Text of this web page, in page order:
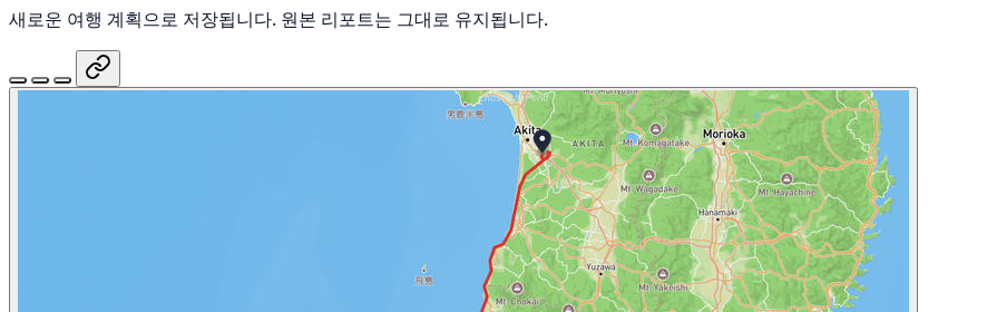
새로운 여행 계획으로 저장됩니다. 원본 리포트는 그대로 유지됩니다.